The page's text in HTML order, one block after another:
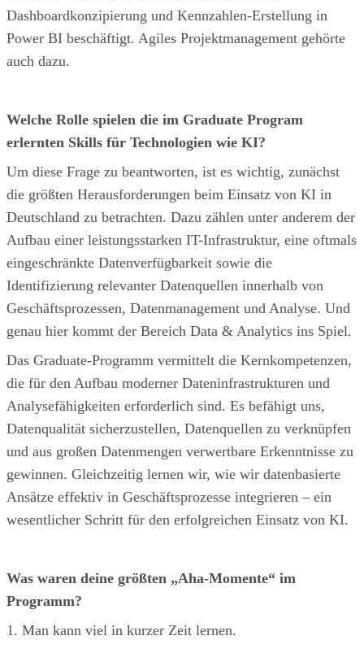
Dashboardkonzipierung und Kennzahlen-Erstellung in
Power BI beschäftigt. Agiles Projektmanagement gehörte
auch dazu.
Welche Rolle spielen die im Graduate Program
erlernten Skills für Technologien wie KI?
Um diese Frage zu beantworten, ist es wichtig, zunächst
die größten Herausforderungen beim Einsatz von KI in
Deutschland zu betrachten. Dazu zählen unter anderem der
Aufbau einer leistungsstarken IT-Infrastruktur, eine oftmals
eingeschränkte Datenverfügbarkeit sowie die
Identifizierung relevanter Datenquellen innerhalb von
Geschäftsprozessen, Datenmanagement und Analyse. Und
genau hier kommt der Bereich Data & Analytics ins Spiel.
Das Graduate-Programm vermittelt die Kernkompetenzen,
die für den Aufbau moderner Dateninfrastrukturen und
Analysefähigkeiten erforderlich sind. Es befähigt uns,
Datenqualität sicherzustellen, Datenquellen zu verknüpfen
und aus großen Datenmengen verwertbare Erkenntnisse zu
gewinnen. Gleichzeitig lernen wir, wie wir datenbasierte
Ansätze effektiv in Geschäftsprozesse integrieren – ein
wesentlicher Schritt für den erfolgreichen Einsatz von KI.
Was waren deine größten „Aha-Momente“ im
Programm?
1. Man kann viel in kurzer Zeit lernen.